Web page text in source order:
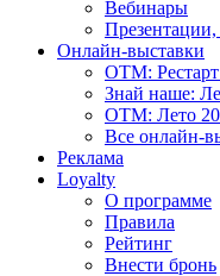
Вебинары
Онлайн-выставки
OTM:
Знай наше:
OTM: Лето
Все онлайн-
Реклама
Loyalty
О программе
Правила
Рейтинг
Внести бронь